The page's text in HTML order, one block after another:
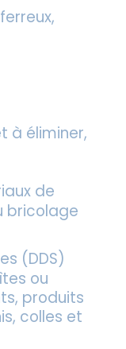
à éliminer,
de
bricolage
(DDS)
ou
produits
colles et